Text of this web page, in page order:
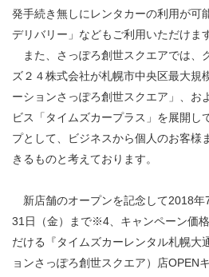
発手続き無しにレンタカーの利用が可
デリバリー」などもご利用いただけます
また、さっぽろ創世スクエアでは、
ズ２４株式会社が札幌市中央区最大規
ーションさっぽろ創世スクエア」、お
ビス「タイムズカープラス」を展開し
プとして、ビジネスから個人のお客様
きるものと考えております。
新店舗のオープンを記念して2018年
31日（金）まで※4、キャンペーン価
だける『タイムズカーレンタル札幌大
ョンさっぽろ創世スクエア）店OPEN